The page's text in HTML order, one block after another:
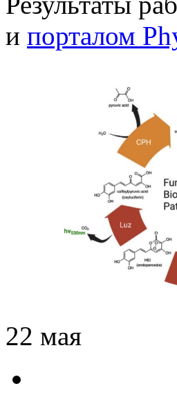
и порталом
22 мая